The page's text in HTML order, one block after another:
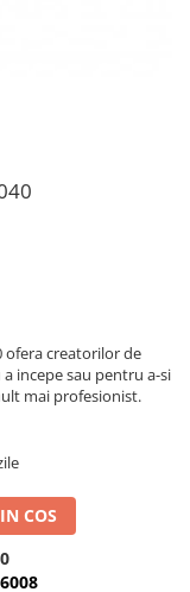
ofera creatorilor de
incepe sau pentru a-si
mai profesionist.
COS